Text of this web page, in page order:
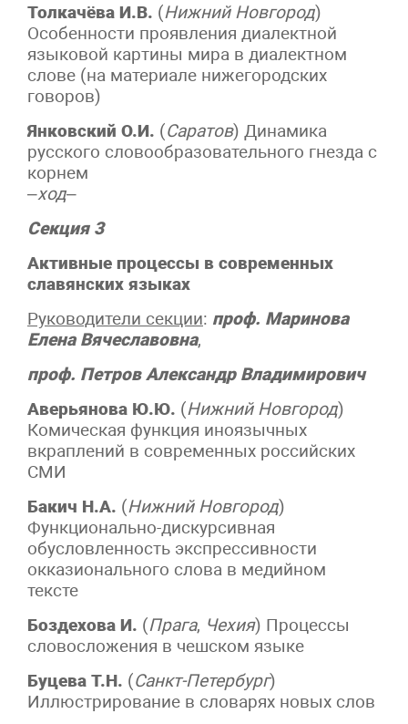
Толкачёва И.В. (Нижний Новгород)
Особенности проявления диалектной
языковой картины мира в диалектном
слове (на материале нижегородских
говоров)
Янковский О.И. (Саратов) Динамика
русского словообразовательного гнезда с
корнем
–ход–
Секция 3
Активные процессы в современных
славянских языках
Руководители секции: проф. Маринова
Елена Вячеславовна,
проф. Петров Александр Владимирович
Аверьянова Ю.Ю. (Нижний Новгород)
Комическая функция иноязычных
вкраплений в современных российских
СМИ
Бакич Н.А. (Нижний Новгород)
Функционально-дискурсивная
обусловленность экспрессивности
окказионального слова в медийном
тексте
Боздехова И. (Прага, Чехия) Процессы
словосложения в чешском языке
Буцева Т.Н. (Санкт-Петербург)
Иллюстрирование в словарях новых слов